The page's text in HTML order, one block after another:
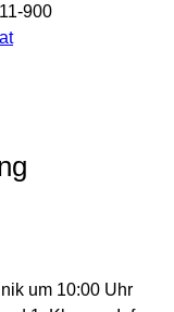
900
um 10:00 Uhr